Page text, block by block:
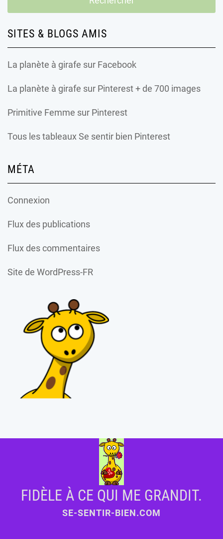
SITES & BLOGS AMIS
La planète à girafe sur Facebook
La planète à girafe sur Pinterest + de 700 images
Primitive Femme sur Pinterest
Tous les tableaux Se sentir bien Pinterest
MÉTA
Connexion
Flux des publications
Flux des commentaires
Site de WordPress-FR
FIDÈLE À CE QUI ME GRANDIT.
SE-SENTIR-BIEN.COM